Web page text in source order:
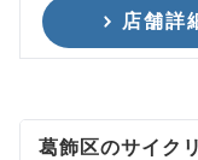
店舗詳
葛飾区のサイク